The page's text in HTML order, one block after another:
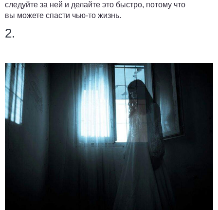
следуйте за ней и делайте это быстро, потому что
вы можете спасти чью-то жизнь.
2.